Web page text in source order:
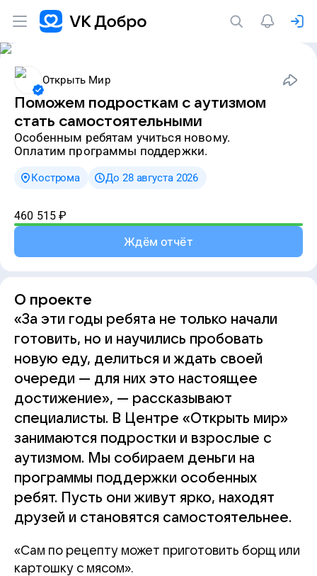
Открыть Мир
Поможем подросткам с аутизмом
стать самостоятельными
особенным ребятам учиться новому.
оплатим программы поддержки.
Кострома До 28 августа 2026
460 515 ₽
Ждём отчёт
О проекте
«За эти годы ребята не только начали
готовить, но и научились пробовать
новую еду, делиться и ждать своей
очереди — для них это настоящее
достижение», — рассказывают
специалисты. В Центре «Открыть мир»
занимаются подростки и взрослые с
аутизмом. Мы собираем деньги на
программы поддержки особенных
ребят. Пусть они живут ярко, находят
друзей и становятся самостоятельнее.
«Сам по рецепту может приготовить борщ или
картошку с мясом».